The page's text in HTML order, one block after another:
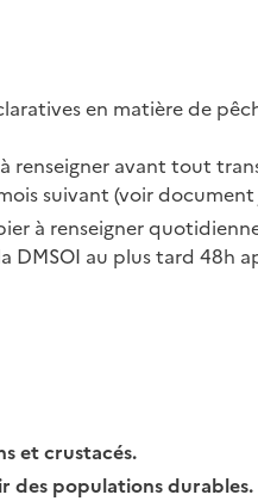
en matière de
renseigner avant tout
suivant (voir
à renseigner
DMSOI au plus tard 48h
et crustacés.
des populations durables.